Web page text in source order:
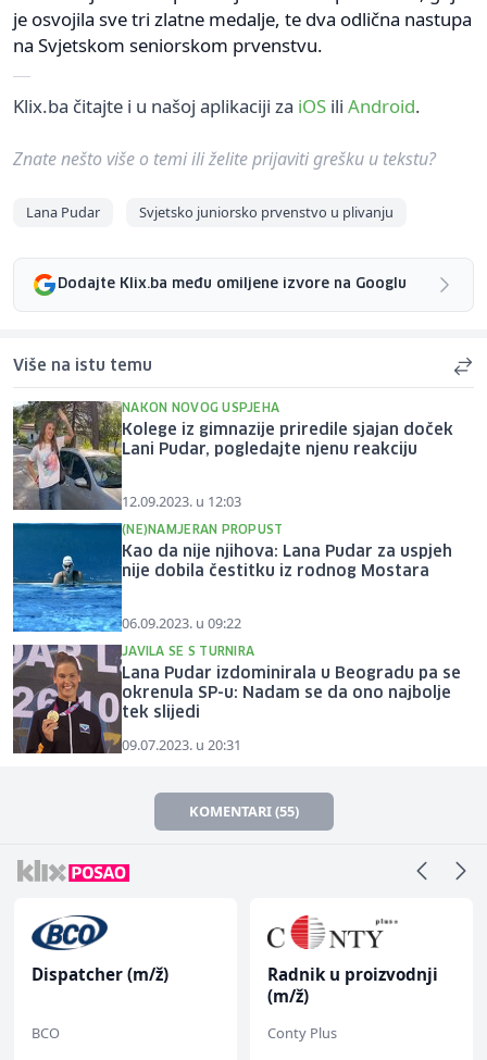
je osvojila sve tri zlatne medalje, te dva odlična nastupa
na Svjetskom seniorskom prvenstvu.
Klix.ba čitajte i u našoj aplikaciji za iOS ili Android.
Znate nešto više o temi ili želite prijaviti grešku u tekstu?
Lana Pudar Svjetsko juniorsko prvenstvo u plivanju
Dodajte Klix.ba među omiljene izvore na Googlu
Više na istu temu
NAKON NOVOG USPJEHA
Kolege iz gimnazije priredile sjajan doček
Lani Pudar, pogledajte njenu reakciju
12.09.2023. u 12:03
(NE)NAMJERAN PROPUST
Kao da nije njihova: Lana Pudar za uspjeh
nije dobila čestitku iz rodnog Mostara
06.09.2023. u 09:22
JAVILA SE S TURNIRA
Lana Pudar izdominirala u Beogradu pa se
okrenula SP-u: Nadam se da ono najbolje
tek slijedi
09.07.2023. u 20:31
KOMENTARI (55)
Dispatcher (m/ž)
BCO
Radnik u proizvodnji
(m/ž)
Conty Plus